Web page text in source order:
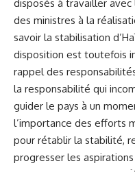
disposés à travailler
des ministres à la
savoir la stabilisation
disposition est toutefois
rappel des
la responsabilité qui
guider le pays à un
l’importance des efforts
pour rétablir la stabilité,
progresser les
-